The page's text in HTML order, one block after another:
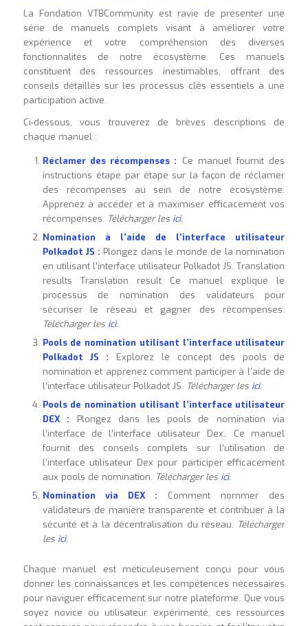
La Fondation VTBCommunity est ravie de présenter une
série de manuels complets visant à améliorer votre
expérience et votre compréhension des diverses
fonctionnalités de notre écosystème. Ces manuels
constituent des ressources inestimables, offrant des
conseils détaillés sur les processus clés essentiels à une
participation active.
Ci-dessous, vous trouverez de brèves descriptions de
chaque manuel :
Réclamer des récompenses : Ce manuel fournit des
instructions étape par étape sur la façon de réclamer
des récompenses au sein de notre écosystème.
Apprenez à accéder et à maximiser efficacement vos
récompenses. Télécharger les ici.
Nomination à l’aide de l’interface utilisateur
Polkadot JS : Plongez dans le monde de la nomination
en utilisant l’interface utilisateur Polkadot JS. Translation
results Translation result Ce manuel explique le
processus de nomination des validateurs pour
sécuriser le réseau et gagner des récompenses.
Télécharger les ici.
Pools de nomination utilisant l’interface utilisateur
Polkadot JS : Explorez le concept des pools de
nomination et apprenez comment participer à l’aide de
l’interface utilisateur Polkadot JS. Télécharger les ici.
Pools de nomination utilisant l’interface utilisateur
DEX : Plongez dans les pools de nomination via
l’interface de l’interface utilisateur Dex.. Ce manuel
fournit des conseils complets sur l’utilisation de
l’interface utilisateur Dex pour participer efficacement
aux pools de nomination. Télécharger les ici.
Nomination via DEX : Comment nommer des
validateurs de manière transparente et contribuer à la
sécurité et à la décentralisation du réseau. Télécharger
les ici.
Chaque manuel est méticuleusement conçu pour vous
donner les connaissances et les compétences nécessaires
pour naviguer efficacement sur notre plateforme. Que vous
soyez novice ou utilisateur expérimenté, ces ressources